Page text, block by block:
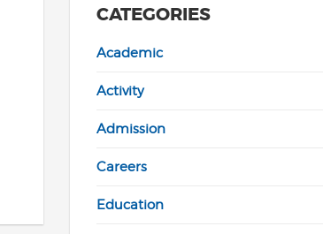
CATEGORIES
Academic
Activity
Admission
Careers
Education